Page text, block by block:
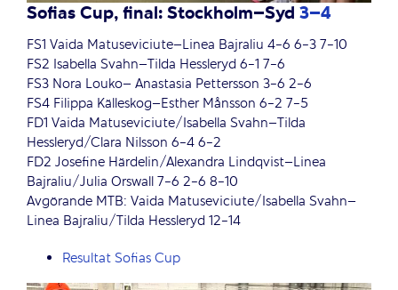
Sofias Cup, final: Stockholm–Syd 3–4
FS1 Vaida Matuseviciute–Linea Bajraliu 4-6 6-3 7-10
FS2 Isabella Svahn–Tilda Hessleryd 6-1 7-6
FS3 Nora Louko– Anastasia Pettersson 3-6 2-6
FS4 Filippa Källeskog–Esther Månsson 6-2 7-5
FD1 Vaida Matuseviciute/Isabella Svahn–Tilda
Hessleryd/Clara Nilsson 6-4 6-2
FD2 Josefine Härdelin/Alexandra Lindqvist–Linea
Bajraliu/Julia Orswall 7-6 2-6 8-10
Avgörande MTB: Vaida Matuseviciute/Isabella Svahn–
Linea Bajraliu/Tilda Hessleryd 12-14
Resultat Sofias Cup